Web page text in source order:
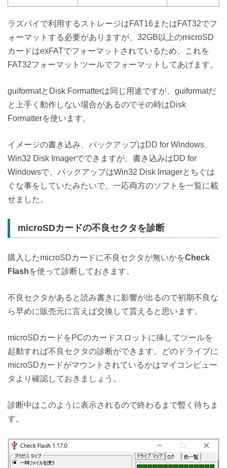
ラズパイで利用するストレージはFAT16またはFAT32でフ
ォーマットする必要がありますが、32GB以上のmicroSD
カードはexFATでフォーマットされているため、これを
FAT32フォーマットツールでフォーマットしてあげます。
guiformatとDisk Formatterは同じ用途ですが、guiformatだ
と上手く動作しない場合があるのでその時はDisk
Formatterを使います。
イメージの書き込み、バックアップはDD for Windows、
Win32 Disk Imagerでできますが、書き込みはDD for
Windowsで、バックアップはWin32 Disk Imagerとちぐは
ぐな事をしていたみたいで、一応両方のソフトを一覧に載
せました。
microSDカードの不良セクタを診断
購入したmicroSDカードに不良セクタが無いかをCheck
Flashを使って診断しておきます。
不良セクタがあると読み書きに影響が出るので初期不良な
ら早めに販売元に言えば交換して貰えると思います。
microSDカードをPCのカードスロットに挿してツールを
起動すれば不良セクタの診断ができます。どのドライブに
microSDカードがマウントされているかはマイコンピュー
タより確認しておきましょう。
診断中はこのように表示されるので終わるまで暫く待ちま
す。